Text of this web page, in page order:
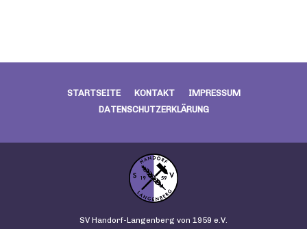
STARTSEITE KONTAKT
IMPRESSUM
DATENSCHUTZERKLÄRUNG
SV Handorf-Langenberg von 1959 e.V.